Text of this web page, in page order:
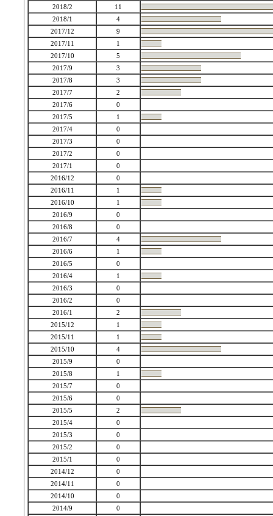
2018/2
11
2018/1
4
2017/12
9
2017/11
1
2017/10
5
2017/9
3
2017/8
3
2017/7
2
2017/6
0
2017/5
1
2017/4
0
2017/3
0
2017/2
0
2017/1
0
2016/12
0
2016/11
1
2016/10
1
2016/9
0
2016/8
0
2016/7
4
2016/6
1
2016/5
0
2016/4
1
2016/3
0
2016/2
0
2016/1
2
2015/12
1
2015/11
1
2015/10
4
2015/9
0
2015/8
1
2015/7
0
2015/6
0
2015/5
2
2015/4
0
2015/3
0
2015/2
0
2015/1
0
2014/12
0
2014/11
0
2014/10
0
2014/9
0